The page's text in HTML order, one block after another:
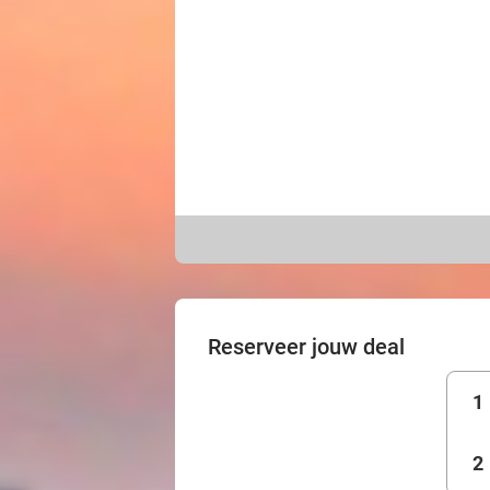
Reserveer jouw deal
1
2